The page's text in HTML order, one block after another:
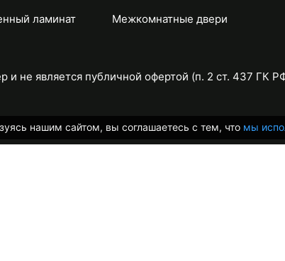
ламинат
Межкомнатные двери
и не является публичной офертой (п. 2 ст. 437 ГК
нашим сайтом, вы соглашаетесь с тем, что мы